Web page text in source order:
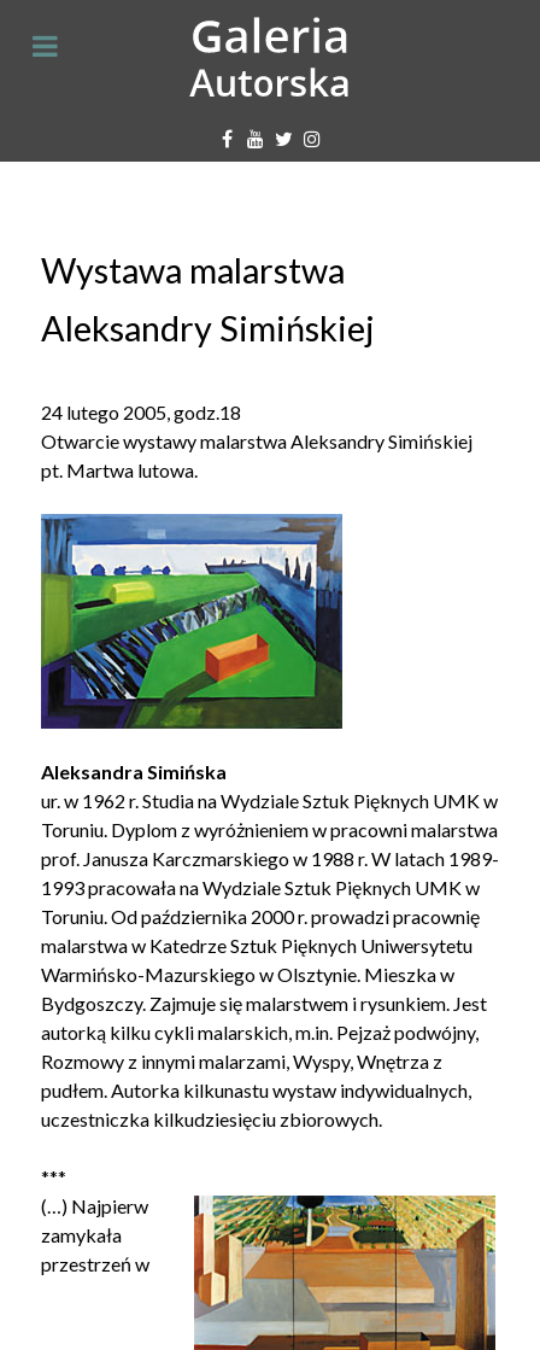
Wystawa malarstwa
Aleksandry Simińskiej
24 lutego 2005, godz.18
Otwarcie wystawy malarstwa Aleksandry Simińskiej
pt. Martwa lutowa.
Aleksandra Simińska
ur. w 1962 r. Studia na Wydziale Sztuk Pięknych UMK w
Toruniu. Dyplom z wyróżnieniem w pracowni malarstwa
prof. Janusza Karczmarskiego w 1988 r. W latach 1989-
1993 pracowała na Wydziale Sztuk Pięknych UMK w
Toruniu. Od października 2000 r. prowadzi pracownię
malarstwa w Katedrze Sztuk Pięknych Uniwersytetu
Warmińsko-Mazurskiego w Olsztynie. Mieszka w
Bydgoszczy. Zajmuje się malarstwem i rysunkiem. Jest
autorką kilku cykli malarskich, m.in. Pejzaż podwójny,
Rozmowy z innymi malarzami, Wyspy, Wnętrza z
pudłem. Autorka kilkunastu wystaw indywidualnych,
uczestniczka kilkudziesięciu zbiorowych.
***
(…) Najpierw
zamykała
przestrzeń w